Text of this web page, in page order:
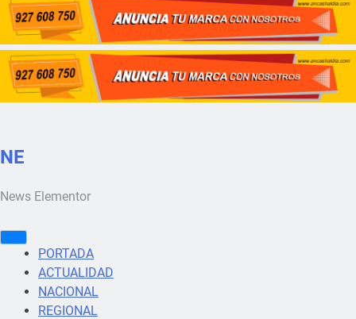
NE
News Elementor
PORTADA
ACTUALIDAD
NACIONAL
REGIONAL